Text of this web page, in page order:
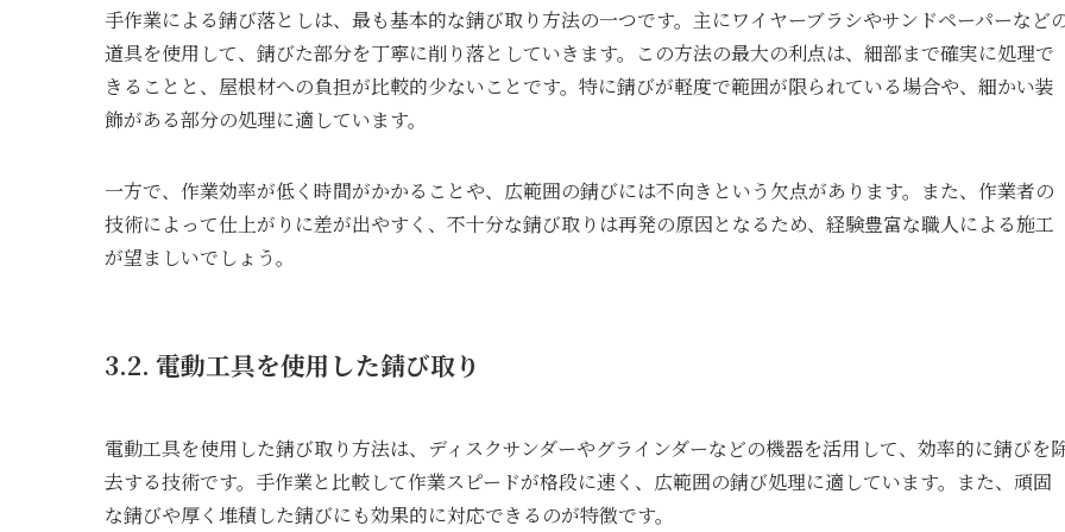
手作業による錆び落としは、最も基本的な錆び取り方法の一つです。主にワイヤーブラシやサンドペーパーなど
道具を使用して、錆びた部分を丁寧に削り落としていきます。この方法の最大の利点は、細部まで確実に処理で
きることと、屋根材への負担が比較的少ないことです。特に錆びが軽度で範囲が限られている場合や、細かい装
飾がある部分の処理に適しています。
一方で、作業効率が低く時間がかかることや、広範囲の錆びには不向きという欠点があります。また、作業者の
技術によって仕上がりに差が出やすく、不十分な錆び取りは再発の原因となるため、経験豊富な職人による施工
が望ましいでしょう。
3.2. 電動工具を使用した錆び取り
電動工具を使用した錆び取り方法は、ディスクサンダーやグラインダーなどの機器を活用して、効率的に錆びを
去する技術です。手作業と比較して作業スピードが格段に速く、広範囲の錆び処理に適しています。また、頑固
な錆びや厚く堆積した錆びにも効果的に対応できるのが特徴です。